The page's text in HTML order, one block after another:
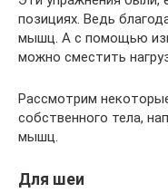
позициях. Ведь
мышц. А с помощью
можно сместить
Рассмотрим
собственного тела,
мышц.
Для шеи